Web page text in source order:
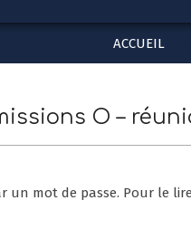
ACCUEIL
O –
un mot de passe. Pour le